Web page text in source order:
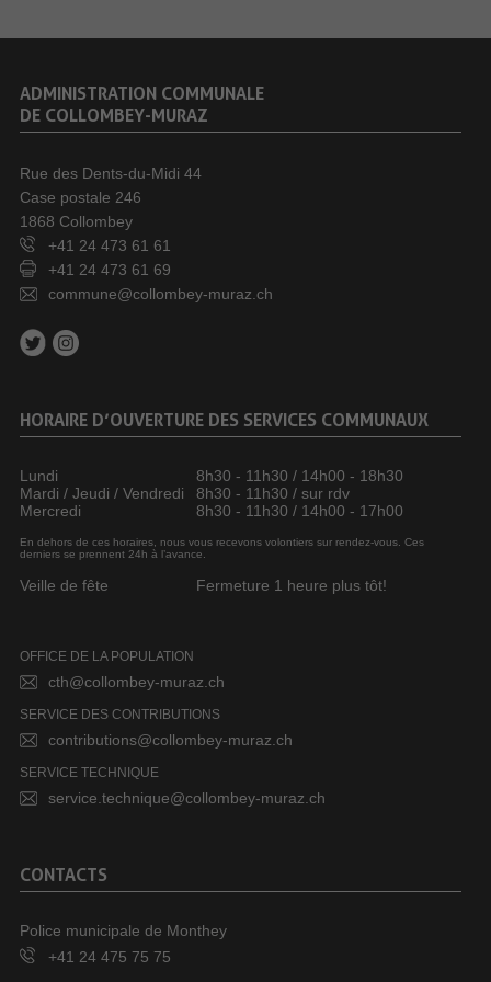
ADMINISTRATION COMMUNALE
DE COLLOMBEY-MURAZ
Rue des Dents-du-Midi 44
Case postale 246
1868 Collombey
+41 24 473 61 61
+41 24 473 61 69
commune@collombey-muraz.ch
HORAIRE D’OUVERTURE DES SERVICES COMMUNAUX
Lundi
8h30 - 11h30 / 14h00 - 18h30
Mardi / Jeudi / Vendredi
8h30 - 11h30 / sur rdv
Mercredi
8h30 - 11h30 / 14h00 - 17h00
En dehors de ces horaires, nous vous recevons volontiers sur rendez-vous. Ces
derniers se prennent 24h à l’avance.
Veille de fête Fermeture 1 heure plus tôt!
OFFICE DE LA POPULATION
cth@collombey-muraz.ch
SERVICE DES CONTRIBUTIONS
contributions@collombey-muraz.ch
SERVICE TECHNIQUE
service.technique@collombey-muraz.ch
CONTACTS
Police municipale de Monthey
+41 24 475 75 75